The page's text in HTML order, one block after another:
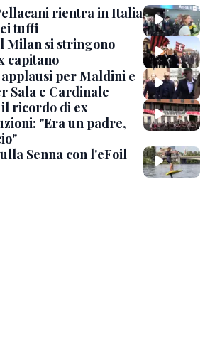
rientra in Italia
tuffi
Milan si stringono
capitano
per Maldini e
Sala e Cardinale
ricordo di ex
"Era un padre,
Senna con l'eFoil